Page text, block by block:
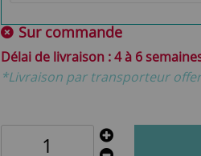
Sur commande
4 à 6
*Livraison par transporteur